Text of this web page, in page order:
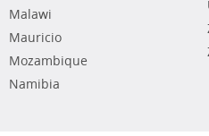
Malawi
Mauricio
Mozambique
Namibia